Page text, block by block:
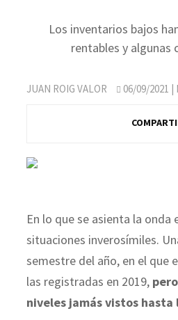
Los inventarios bajos
rentables y algunas
JUAN ROIG VALOR 06/09/2021 |
En lo que se asienta la onda
situaciones inverosímiles.
semestre del año, en el que
las registradas en 2019,
niveles jamás vistos hasta